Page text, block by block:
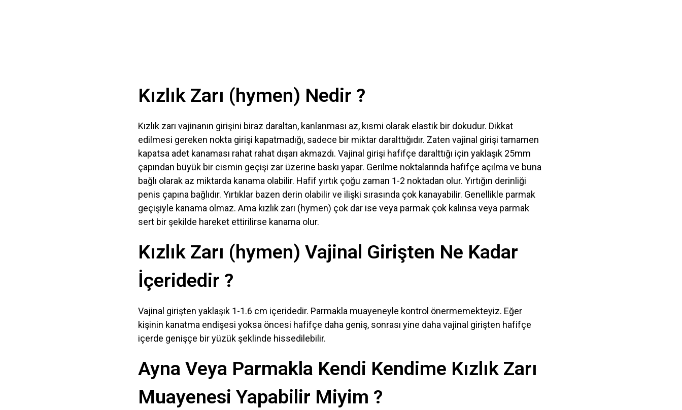
Kızlık Zarı (hymen) Nedir ?
Kızlık zarı vajinanın girişini biraz daraltan, kanlanması az, kısmi olarak elastik bir dokudur. Dikkat
edilmesi gereken nokta girişi kapatmadığı, sadece bir miktar daralttığıdır. Zaten vajinal girişi tamamen
kapatsa adet kanaması rahat rahat dışarı akmazdı. Vajinal girişi hafifçe daralttığı için yaklaşık 25mm
çapından büyük bir cismin geçişi zar üzerine baskı yapar. Gerilme noktalarında hafifçe açılma ve buna
bağlı olarak az miktarda kanama olabilir. Hafif yırtık çoğu zaman 1-2 noktadan olur. Yırtığın derinliği
penis çapına bağlıdır. Yırtıklar bazen derin olabilir ve ilişki sırasında çok kanayabilir. Genellikle parmak
geçişiyle kanama olmaz. Ama kızlık zarı (hymen) çok dar ise veya parmak çok kalınsa veya parmak
sert bir şekilde hareket ettirilirse kanama olur.
Kızlık Zarı (hymen) Vajinal Girişten Ne Kadar
İçeridedir ?
Vajinal girişten yaklaşık 1-1.6 cm içeridedir. Parmakla muayeneyle kontrol önermemekteyiz. Eğer
kişinin kanatma endişesi yoksa öncesi hafifçe daha geniş, sonrası yine daha vajinal girişten hafifçe
içerde genişçe bir yüzük şeklinde hissedilebilir.
Ayna Veya Parmakla Kendi Kendime Kızlık Zarı
Muayenesi Yapabilir Miyim ?